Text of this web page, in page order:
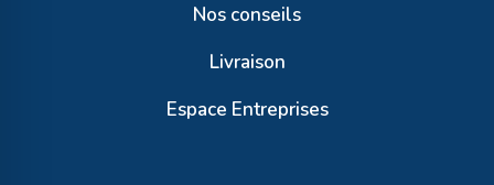
Nos conseils
Livraison
Espace Entreprises